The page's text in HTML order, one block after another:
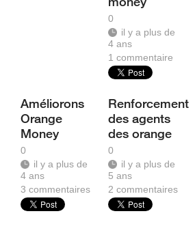
0
il y a plus de
4 ans
1commentaire
Améliorons
Orange
Money
0
il y a plus de
4 ans
3 commentaires
Renforcement
des agents
des orange
0
il y a plus de
5 ans
2commentaires